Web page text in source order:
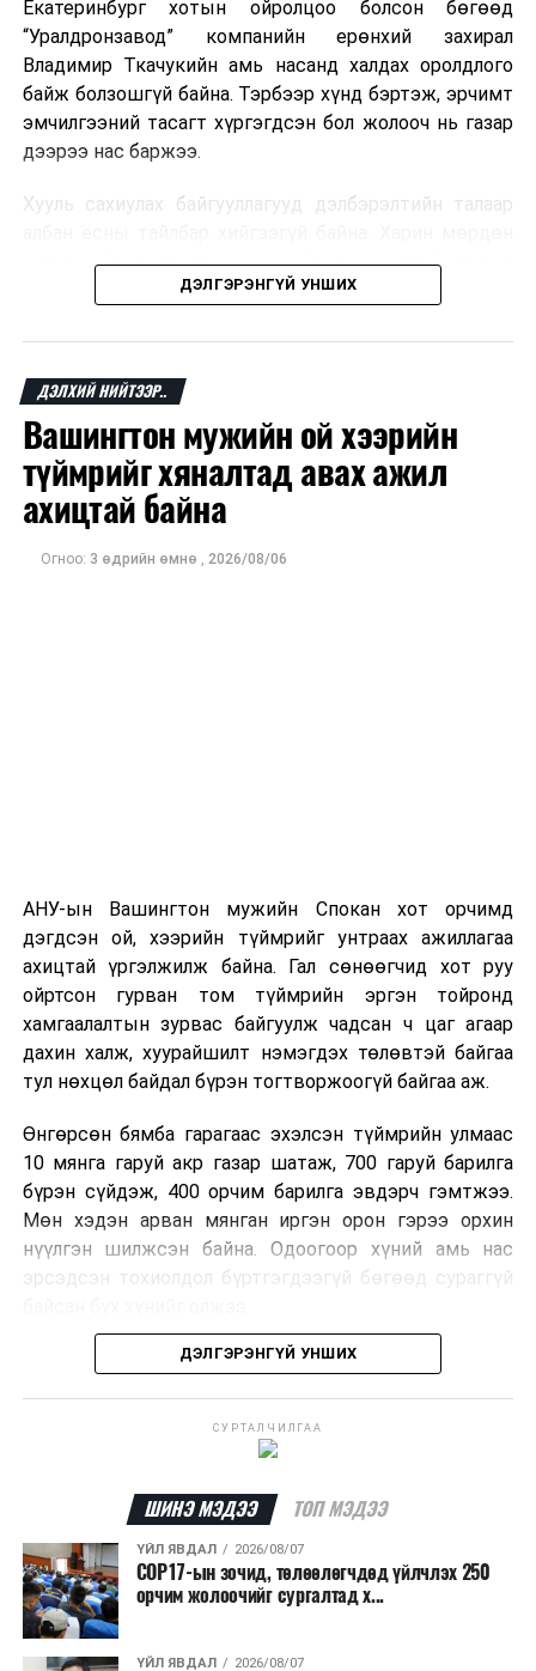
Екатеринбург хотын ойролцоо болсон бөгөөд
“Уралдронзавод” компанийн ерөнхий захирал
Владимир Ткачукийн амь насанд халдах оролдлого
байж болзошгүй байна. Тэрбээр хүнд бэртэж, эрчимт
эмчилгээний тасагт хүргэгдсэн бол жолооч нь газар
дээрээ нас баржээ.
Хууль сахиулах байгууллагууд дэлбэрэлтийн талаар
шалгах байгууллага олон нийтэд аюултай аргаар
хүний амь насанд халдахыг завдсан гэх үндэслэлээр
мэдээлжээ.
“Уралдронзавод” компани 2023 онд Екатеринбург
хотод байгуулагдсан бөгөөд нисгэгчгүй нисэх
төхөөрөмж үйлдвэрлэдэг аж. Тус компанийн 2025
оны орлого 6.2 тэрбум рубль, цэвэр ашиг нь 1.9
тэрбум рубльд хүрсэн гэж РБК мэдээлсэн байна.
Одоогоор дэлбэрэлтийн шалтгаан, хэрэгт холбоотой
ДЭЛГЭРЭНГҮЙ УНШИХ
ДЭЛХИЙ НИЙТЭЭР..
Вашингтон мужийн ой хээрийн
түймрийг хяналтад авах ажил
ахицтай байна
Огноо: 3 өдрийн өмнө , 2026/08/06
АНУ-ын Вашингтон мужийн Спокан хот орчимд
дэгдсэн ой, хээрийн түймрийг унтраах ажиллагаа
ахицтай үргэлжилж байна. Гал сөнөөгчид хот руу
ойртсон гурван том түймрийн эргэн тойронд
хамгаалалтын зурвас байгуулж чадсан ч цаг агаар
дахин халж, хуурайшилт нэмэгдэх төлөвтэй байгаа
тул нөхцөл байдал бүрэн тогтворжоогүй байгаа аж.
Өнгөрсөн бямба гарагаас эхэлсэн түймрийн улмаас
10 мянга гаруй акр газар шатаж, 700 гаруй барилга
бүрэн сүйдэж, 400 орчим барилга эвдэрч гэмтжээ.
Мөн хэдэн арван мянган иргэн орон гэрээ орхин
нүүлгэн шилжсэн байна. Одоогоор хүний амь нас
эрсэдсэн тохиолдол бүртгэгдээгүй бөгөөд сураггүй
Албаныхны мэдээлснээр түймрийн нэг голомтыг
шатаасан гэх үндэслэлээр эрүүгийн хэрэг үүсгэн
шалтгааныг үргэлжлүүлэн тогтоож байгаа бөгөөд
аянгын улмаас үүсээгүй гэж үзэж байгаа аж.
Одоогоор АНУ даяар 13 мужид 90 гаруй томоохон ой,
хээрийн түймэр идэвхтэй үргэлжилж байгаагийн
талаас илүү нь Орегон болон Вашингтон мужид
ДЭЛГЭРЭНГҮЙ УНШИХ
СУРТАЛЧИЛГАА
ШИНЭ МЭДЭЭ ТОП МЭДЭЭ
ҮЙЛ ЯВДАЛ 2026/08/07
COP17-ын зочид, төлөөлөгчдөд үйлчлэх 250
орчим жолоочийг сургалтад х...
ҮЙЛ ЯВДАЛ 2026/08/07